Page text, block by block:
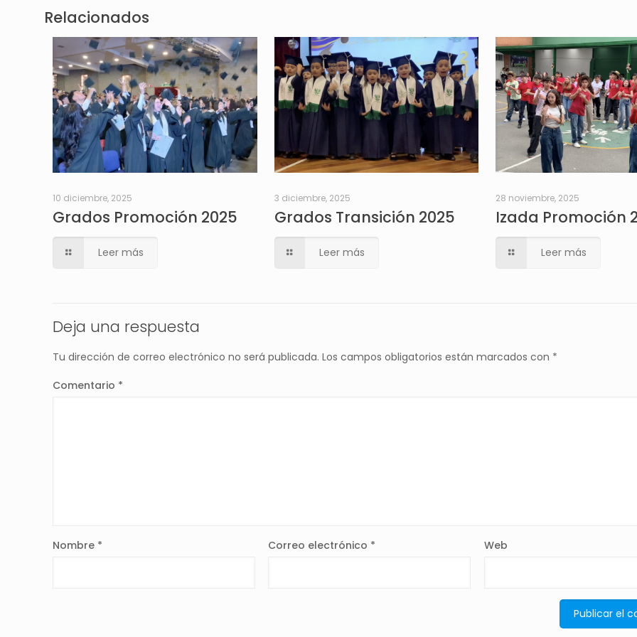
Relacionados
10 diciembre, 2025
Grados Promoción 2025
Leer más
3 diciembre, 2025
Grados Transición 2025
Leer más
28 noviembre, 2025
Izada Promoción
Leer más
Deja una respuesta
Tu dirección de correo electrónico no será publicada. Los campos obligatorios están marcados con *
Comentario *
Nombre * Correo electrónico * Web